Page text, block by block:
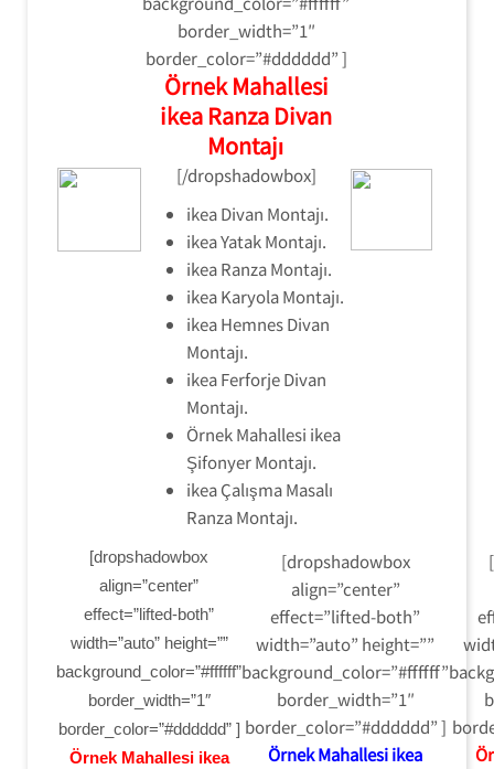
border_width=”1″
border_color=”#dddddd” ]
Örnek Mahallesi
ikea Ranza Divan
Montajı
[/dropshadowbox]
ikea Divan Montajı.
ikea Yatak Montajı.
ikea Ranza Montajı.
ikea Karyola Montajı.
ikea Hemnes Divan
Montajı.
ikea Ferforje Divan
Montajı.
Örnek Mahallesi ikea
Şifonyer Montajı.
ikea Çalışma Masalı
Ranza Montajı.
[dropshadowbox
align=”center”
effect=”lifted-both”
width=”auto” height=””
background_color=”#ffffff”
border_width=”1″
border_color=”#dddddd” ]
Örnek Mahallesi ikea
[dropshadowbox
align=”center”
effect=”lifted-both”
width=”auto” height=””
background_color=”#ffffff”
border_width=”1″
border_color=”#dddddd” ]
Örnek Mahallesi ikea